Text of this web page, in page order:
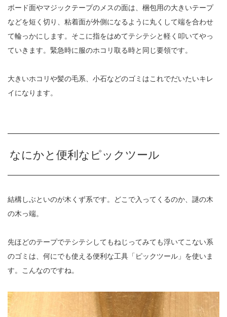
ボード面やマジックテープのメスの面は、梱包用の大きいテープ
などを短く切り、粘着面が外側になるように丸くして端を合わせ
て輪っかにします。そこに指をはめてテシテシと軽く叩いてやっ
ていきます。緊急時に服のホコリ取る時と同じ要領です。
大きいホコリや髪の毛系、小石などのゴミはこれでだいたいキレ
イになります。
なにかと便利なピックツール
結構しぶといのが木くず系です。どこで入ってくるのか、謎の木
の木っ端。
先ほどのテープでテシテシしてもねじってみても浮いてこない系
のゴミは、何にでも使える便利な工具「ピックツール」を使いま
す。こんなのですね。